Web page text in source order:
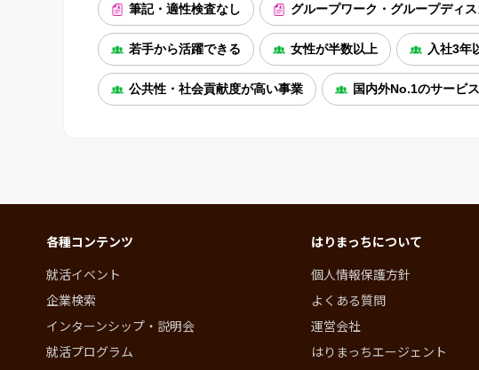
筆記・適性検査なし グループワーク・グループディ
若手から活躍できる 女性が半数以上 入社3年
公共性・社会貢献度が高い事業 国内外No.1のサービ
各種コンテンツ
就活イベント
企業検索
インターンシップ・説明会
就活プログラム
はりまっちについて
個人情報保護方針
よくある質問
運営会社
はりまっちエージェント